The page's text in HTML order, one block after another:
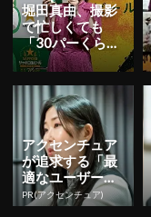
堀田真由、撮影
で忙しくても
「30パーくらい
は自炊を頑張り
たい」 サッポロ
生ビール...
アクセンチュア
が追求する「最
適なユーザー接
点」づくりの舞
台裏
PR(アクセンチュア)